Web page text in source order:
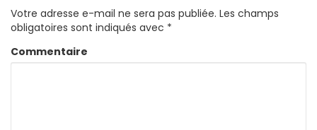
Votre adresse e-mail ne sera pas publiée. Les champs
obligatoires sont indiqués avec *
Commentaire